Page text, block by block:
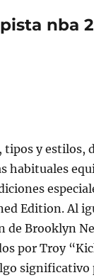
nba
y estilos,
habituales
Edition. Al
de Brooklyn
por Troy
significativo